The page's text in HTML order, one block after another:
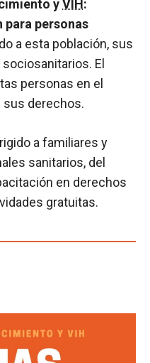
yVIH:
personas
a esta población, sus
El
personas en el
derechos.
a familiares y
sanitarios, del
en derechos
gratuitas.